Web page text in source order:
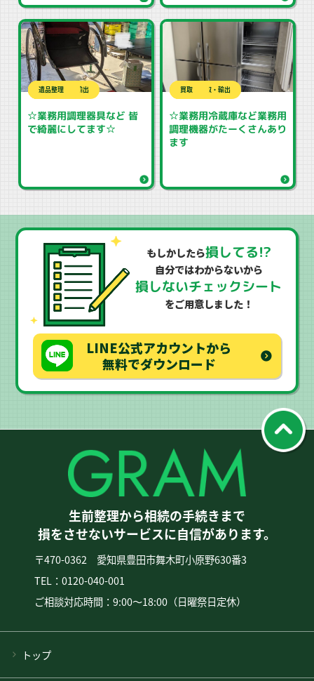
リサイクル
中古品買取・輸出
未分類
片付け作業
買取
遺品整理
☆業務用調理器具など 皆
で綺麗にしてます☆
GRAMブログ
中古品買取・輸出
未分類
買取
☆業務用冷蔵庫など業務用
調理機器がたーくさんあり
ます
もしかしたら損してる!?
自分ではわからないから
損しないチェックシート
をご用意しました！
LINE公式アカウントから
無料でダウンロード
生前整理から相続の手続きまで
損をさせないサービスに自信があります。
〒470-0362 愛知県豊田市舞木町小原野630番3
TEL：0120-040-001
ご相談対応時間：9:00〜18:00（日曜祭日定休）
トップ